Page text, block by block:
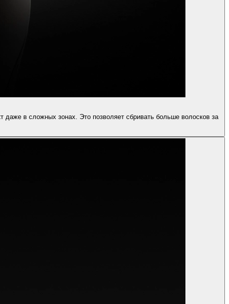
в сложных зонах. Это позволяет сбривать больше волосков за